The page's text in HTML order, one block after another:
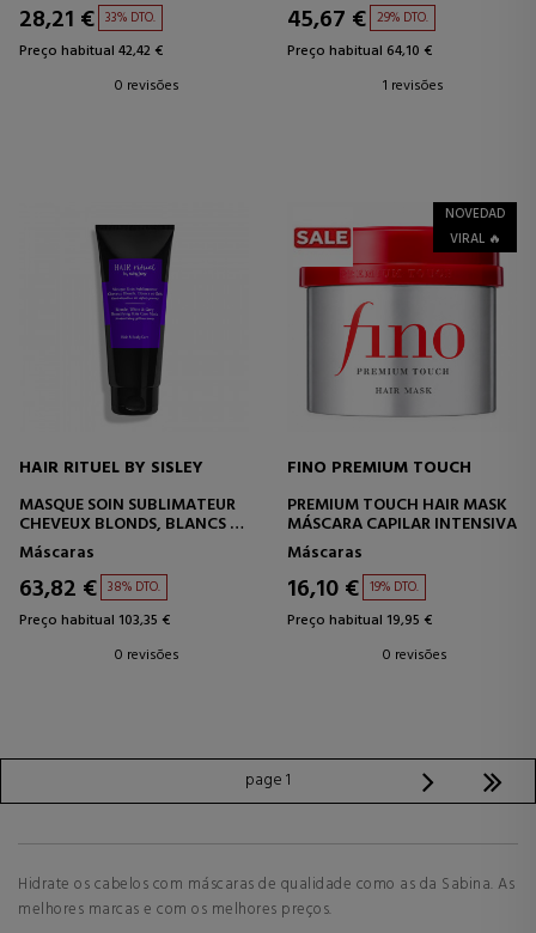
28,21 € 33% DTO.
Preço habitual 42,42 €
0 revisões
45,67 € 29% DTO.
Preço habitual 64,10 €
1 revisões
HAIR RITUEL BY SISLEY
MASQUE SOIN SUBLIMATEUR
CHEVEUX BLONDS, BLANCS ET
GRIS
MÁSCARA CAPILAR
Máscaras
63,82 € 38% DTO.
Preço habitual 103,35 €
0 revisões
NOVEDAD
VIRAL 🔥
FINO PREMIUM TOUCH
PREMIUM TOUCH HAIR MASK
MÁSCARA CAPILAR INTENSIVA
Máscaras
16,10 € 19% DTO.
Preço habitual 19,95 €
0 revisões
page 1
Hidrate os cabelos com máscaras de qualidade como as da Sabina. As
melhores marcas e com os melhores preços.